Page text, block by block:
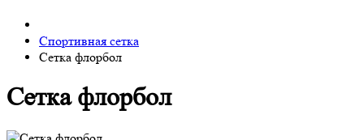
Спортивная сетка
Сетка флорбол
Сетка флорбол